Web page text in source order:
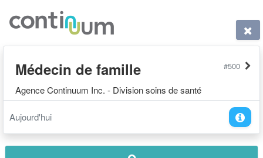
Médecin de famille
Agence Continuum Inc. - Division soins de santé
#500
Aujourd'hui